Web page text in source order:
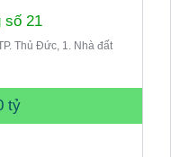
số 21
Thủ Đức, 1. Nhà đất
tỷ